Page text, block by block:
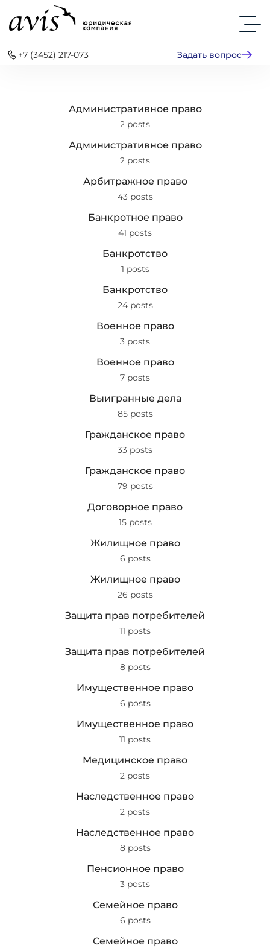
+7 (3452) 217-073 Задать вопрос
Административное право
2 posts
Административное право
2 posts
Арбитражное право
43 posts
Банкротное право
41 posts
Банкротство
1 posts
Банкротство
24 posts
Военное право
3 posts
Военное право
7 posts
Выигранные дела
85 posts
Гражданское право
33 posts
Гражданское право
79 posts
Договорное право
15 posts
Жилищное право
6 posts
Жилищное право
26 posts
Защита прав потребителей
11 posts
Защита прав потребителей
8 posts
Имущественное право
6 posts
Имущественное право
11 posts
Медицинское право
2 posts
Наследственное право
2 posts
Наследственное право
8 posts
Пенсионное право
3 posts
Семейное право
6 posts
Семейное право